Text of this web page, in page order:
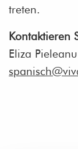
treten.
Kontaktieren
Eliza Pieleanu